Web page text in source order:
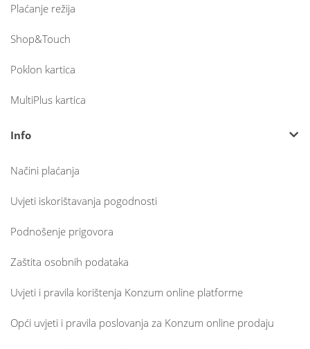
Plaćanje režija
Shop&Touch
Poklon kartica
MultiPlus kartica
Info
Načini plaćanja
Uvjeti iskorištavanja pogodnosti
Podnošenje prigovora
Zaštita osobnih podataka
Uvjeti i pravila korištenja Konzum online platforme
Opći uvjeti i pravila poslovanja za Konzum online prodaju